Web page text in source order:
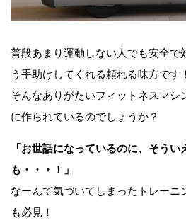
普段あまり運動しない人でも安全で
う手助けしてくれる頼れる味方です！
そんなありがたいフィットネスマシ
に作られているのでしょうか？
「お世話になっているのに、そう
も・・・！」
なーんて気づいてしまったトレーニ
も必見！